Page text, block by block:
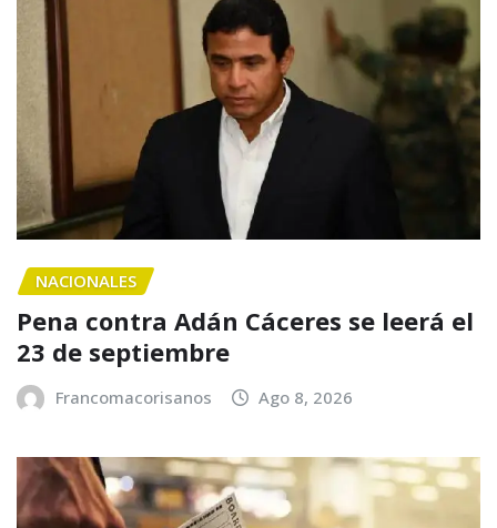
NACIONALES
Pena contra Adán Cáceres se leerá el
23 de septiembre
Francomacorisanos Ago 8, 2026